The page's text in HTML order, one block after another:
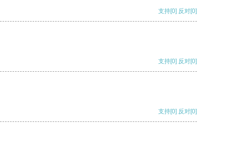
支持[0] 反对[0]
支持[0] 反对[0]
支持[0] 反对[0]